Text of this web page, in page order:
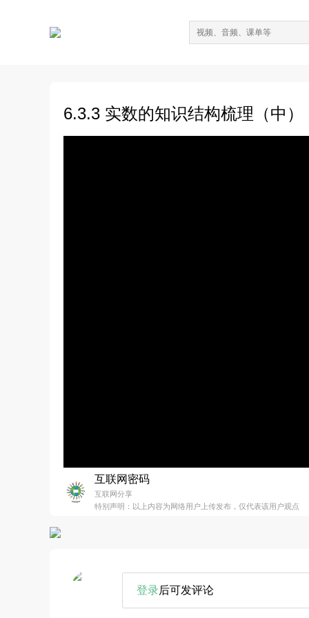
6.3.3 实数的知识结构梳理（中）
互联网密码
互联网分享
特别声明：以上内容为网络用户上传发布，仅代表该用户观点
登录后可发评论